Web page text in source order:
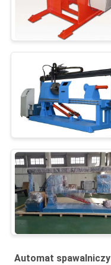
Automat spawalniczy